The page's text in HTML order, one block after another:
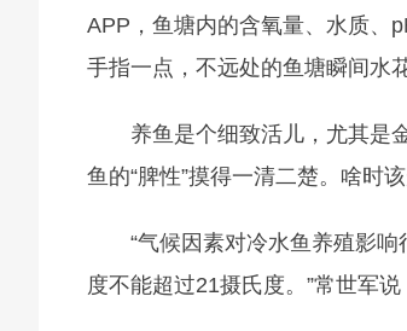
APP，鱼塘内的含氧量、水质、
手指一点，不远处的鱼塘瞬间水
养鱼是个细致活儿，尤其是
鱼的“脾性”摸得一清二楚。啥时
“气候因素对冷水鱼养殖影
度不能超过21摄氏度。”常世军